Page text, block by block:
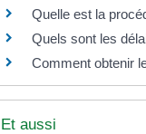
Quelle est la
Quels sont les
Comment obtenir
Et aussi